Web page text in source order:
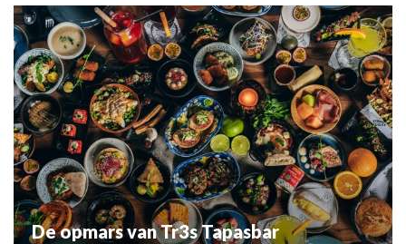
De opmars van Tr3s Tapasbar